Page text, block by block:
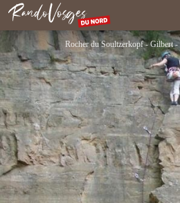
Rando Vosges du Nord
Rocher du Soultzerkopf